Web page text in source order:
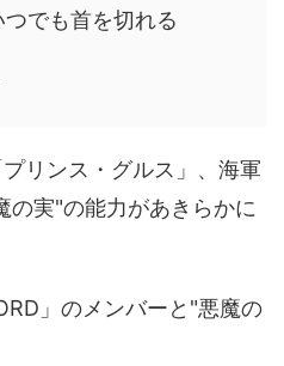
でも首を切れる
リンス・グルス」、海軍
の実"の能力があきらかに
」のメンバーと"悪魔の